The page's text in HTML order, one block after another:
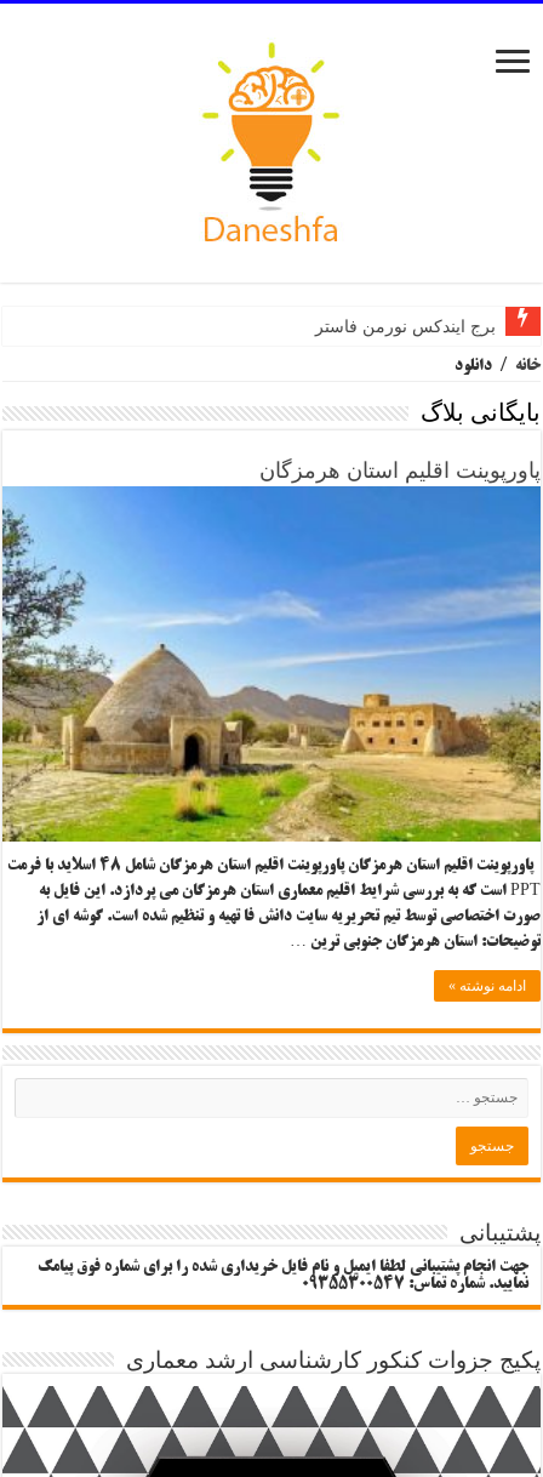
برج ایندکس نورمن فاستر
مرکز هنرهای تجسمی سینزبری نورمن فاستر
خانه / دانلود
بایگانی بلاگ
پاورپوینت اقلیم استان هرمزگان
پاورپوینت اقلیم استان هرمزگان پاورپوینت اقلیم استان هرمزگان شامل ۴۸ اسلاید با فرمت
PPT است که به بررسی شرایط اقلیم معماری استان هرمزگان می پردازد. این فایل به
صورت اختصاصی توسط تیم تحریریه سایت دانش فا تهیه و تنظیم شده است. گوشه ای از
توضیحات: استان هرمزگان جنوبی ترین …
ادامه نوشته »
پشتیبانی
جهت انجام پشتیبانی لطفا ایمیل و نام فایل خریداری شده را برای شماره فوق پیامک
نمایید. شماره تماس: 09355300547
پکیج جزوات کنکور کارشناسی ارشد معماری